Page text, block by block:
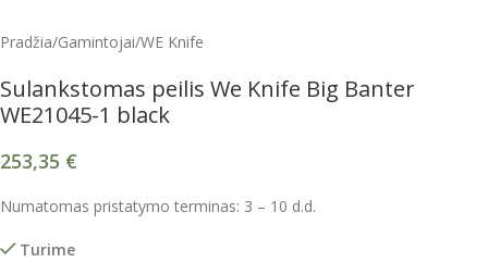
Pradžia/Gamintojai/WE Knife
Sulankstomas peilis We Knife Big Banter
WE21045-1 black
253,35 €
Numatomas pristatymo terminas: 3 – 10 d.d.
Turime